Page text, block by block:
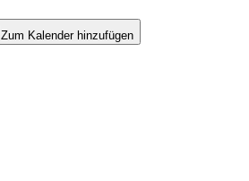
Zum Kalender hinzufügen